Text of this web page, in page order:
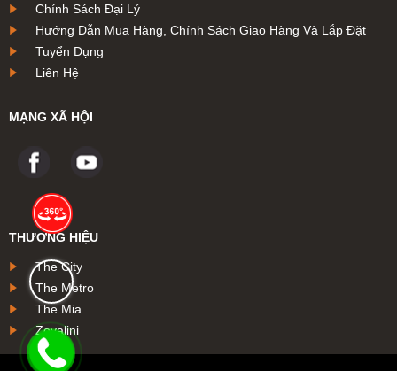
Chính Sách Đại Lý
Hướng Dẫn Mua Hàng, Chính Sách Giao Hàng Và Lắp Đặt
Tuyển Dụng
Liên Hệ
MẠNG XÃ HỘI
THƯƠNG HIỆU
The City
The Metro
The Mia
Zovalini